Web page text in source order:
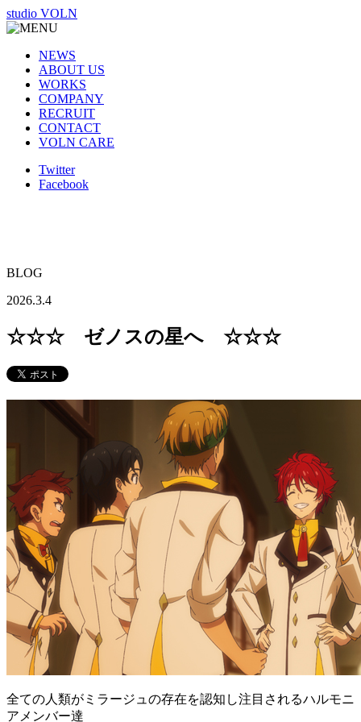
studio VOLN
NEWS
ABOUT US
WORKS
COMPANY
RECRUIT
CONTACT
VOLN CARE
Twitter
Facebook
BLOG
2026.3.4
☆☆☆ ゼノスの星へ ☆☆☆
全ての人類がミラージュの存在を認知し注目されるハルモニ
アメンバー達